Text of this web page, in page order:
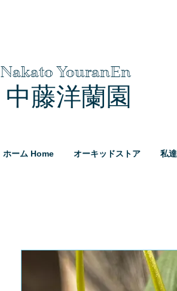
Nakato YouranEn
中藤洋蘭園
ホーム Home オーキッドストア 私